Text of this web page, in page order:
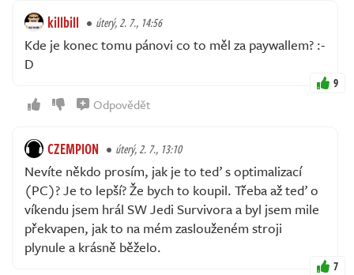
killbill úterý, 2. 7., 14:56
Kde je konec tomu pánovi co to měl za paywallem? :-
D
9
Odpovědět
CZEMPION úterý, 2. 7., 13:10
Nevíte někdo prosím, jak je to teď s optimalizací
(PC)? Je to lepší? Že bych to koupil. Třeba až teď o
víkendu jsem hrál SW Jedi Survivora a byl jsem mile
překvapen, jak to na mém zaslouženém stroji
plynule a krásně běželo.
7